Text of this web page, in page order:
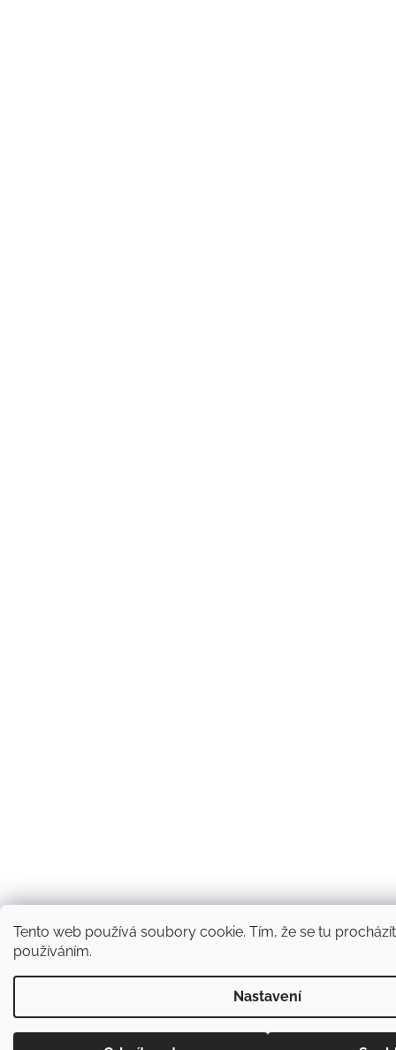
Tento web používá soubory cookie. Tím, že se tu
používáním.
Nastavení